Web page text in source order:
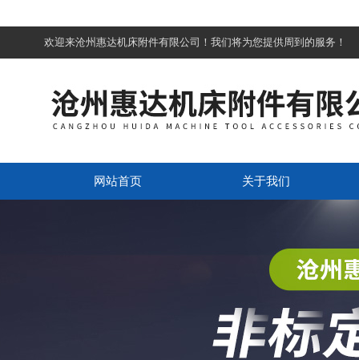
欢迎来沧州惠达机床附件有限公司！我们将为您提供周到的服务！
网站首页 关于我们